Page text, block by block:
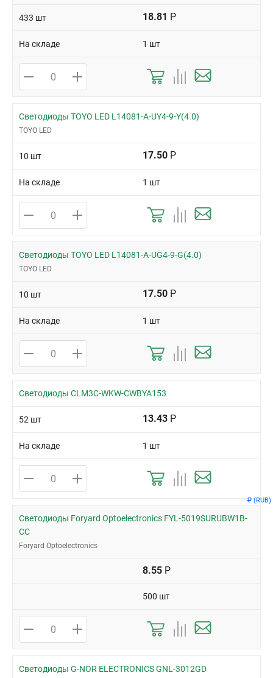
Р (RUB)
433 шт 18.81 Р
На складе 1 шт
Светодиоды TOYO LED L14081-A-UY4-9-Y(4.0)
TOYO LED
10 шт 17.50 Р
На складе 1 шт
Светодиоды TOYO LED L14081-A-UG4-9-G(4.0)
TOYO LED
10 шт 17.50 Р
На складе 1 шт
Светодиоды CLM3C-WKW-CWBYA153
52 шт 13.43 Р
На складе 1 шт
Светодиоды Foryard Optoelectronics FYL-5019SURUBW1B-
CC
Foryard Optoelectronics
8.55 Р
500 шт
Светодиоды G-NOR ELECTRONICS GNL-3012GD